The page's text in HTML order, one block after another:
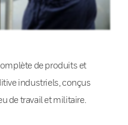
de produits et
industriels, conçus
de travail et militaire.